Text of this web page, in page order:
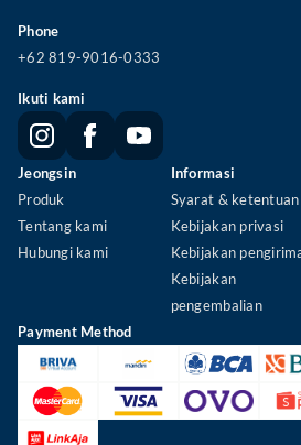
Phone
+62 819-9016-0333
Ikuti kami
Jeongsin
Produk
Tentang kami
Hubungi kami
Informasi
Syarat & ketentuan
Kebijakan privasi
Kebijakan
Kebijakan
pengembalian
Payment Method